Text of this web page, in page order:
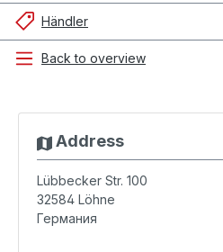
Händler
Back to overview
Address
Lübbecker Str. 100
32584 Löhne
Германия